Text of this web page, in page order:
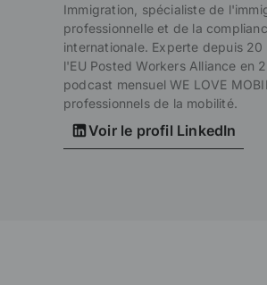
Immigration, spécialiste de
professionnelle et de la
internationale. Experte depuis
l'EU Posted Workers Alliance en
podcast mensuel WE LOVE
professionnels de la mobilité.
Voir le profil LinkedIn